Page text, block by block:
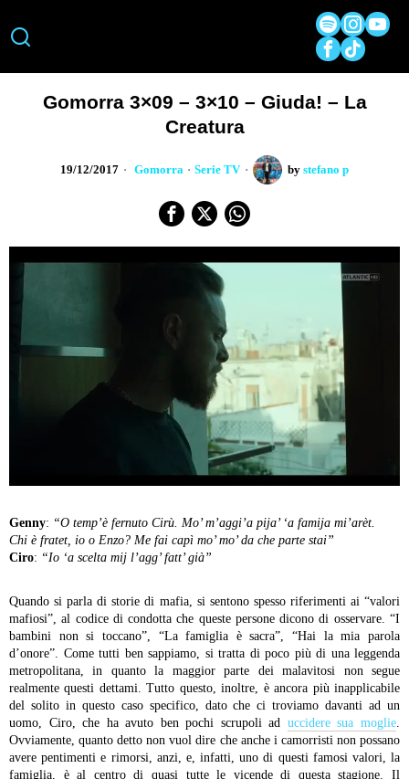
Gomorra 3×09 – 3×10 – Giuda! – La
Creatura
19/12/2017 Gomorra · Serie TV by stefano p
Genny: “O temp’è fernuto Cirù. Mo’ m’aggi’a pija’ ‘a famija mi’arèt.
Chi è fratet, io o Enzo? Me fai capì mo’ mo’ da che parte stai”
Ciro: “Io ‘a scelta mij l’agg’ fatt’ già”
Quando si parla di storie di mafia, si sentono spesso riferimenti ai “valori
mafiosi”, al codice di condotta che queste persone dicono di osservare. “I
bambini non si toccano”, “La famiglia è sacra”, “Hai la mia parola
d’onore”. Come tutti ben sappiamo, si tratta di poco più di una leggenda
metropolitana, in quanto la maggior parte dei malavitosi non segue
realmente questi dettami. Tutto questo, inoltre, è ancora più inapplicabile
del solito in questo caso specifico, dato che ci troviamo davanti ad un
uomo, Ciro, che ha avuto ben pochi scrupoli ad uccidere sua moglie.
Ovviamente, quanto detto non vuol dire che anche i camorristi non possano
avere pentimenti e rimorsi, anzi, e, infatti, uno di questi famosi valori, la
famiglia, è al centro di quasi tutte le vicende di questa stagione. Il